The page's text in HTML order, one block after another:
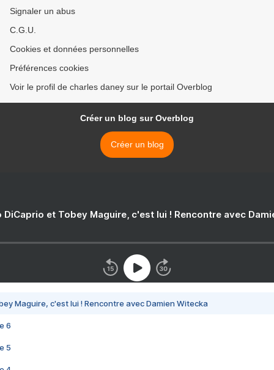
Signaler un abus
C.G.U.
Cookies et données personnelles
Préférences cookies
Voir le profil de charles daney sur le portail Overblog
Créer un blog sur Overblog
Créer un blog
DiCaprio et Tobey Maguire, c'est lui ! Rencontre avec
Maguire, c'est lui ! Rencontre avec Damien Witecka
6
5